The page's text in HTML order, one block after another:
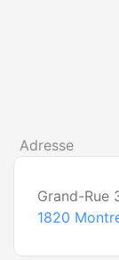
Adresse
Grand-Rue
1820